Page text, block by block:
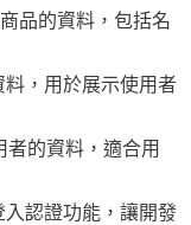
品的資料，包括名
料，用於展示使用者
者的資料，適合用
入認證功能，讓開發